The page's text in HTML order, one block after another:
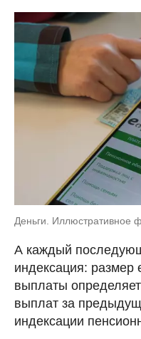
Деньги. Иллюстративное
А каждый
индексация: размер
выплаты
выплат за
индексации